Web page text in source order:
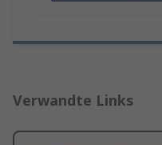
Verwandte Links